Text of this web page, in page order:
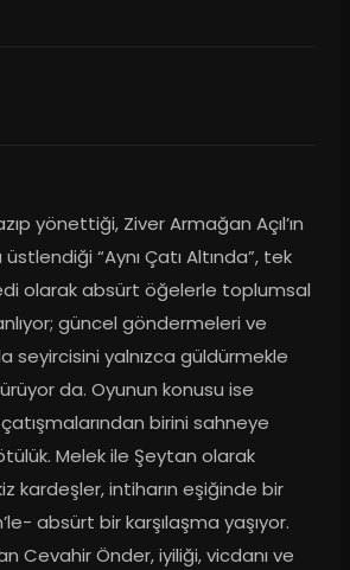
yönettiği, Ziver Armağan Açıl’ın
“Aynı Çatı Altında”, tek
olarak absürt öğelerle toplumsal
güncel göndermeleri ve
seyircisini yalnızca güldürmekle
da. Oyunun konusu ise
birini sahneye
Melek ile Şeytan olarak
kardeşler, intiharın eşiğinde bir
absürt bir karşılaşma yaşıyor.
Cevahir Önder, iyiliği, vicdanı ve